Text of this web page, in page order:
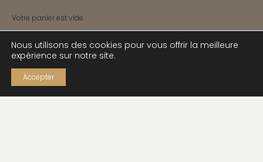
Votre panier est vide.
INSCRIVEZ-VOUS À NOTRE NEWSLETTER
Nous utilisons des cookies pour vous offrir la meilleure
expérience sur notre site.
Accepter